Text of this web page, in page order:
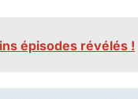
épisodes révélés !